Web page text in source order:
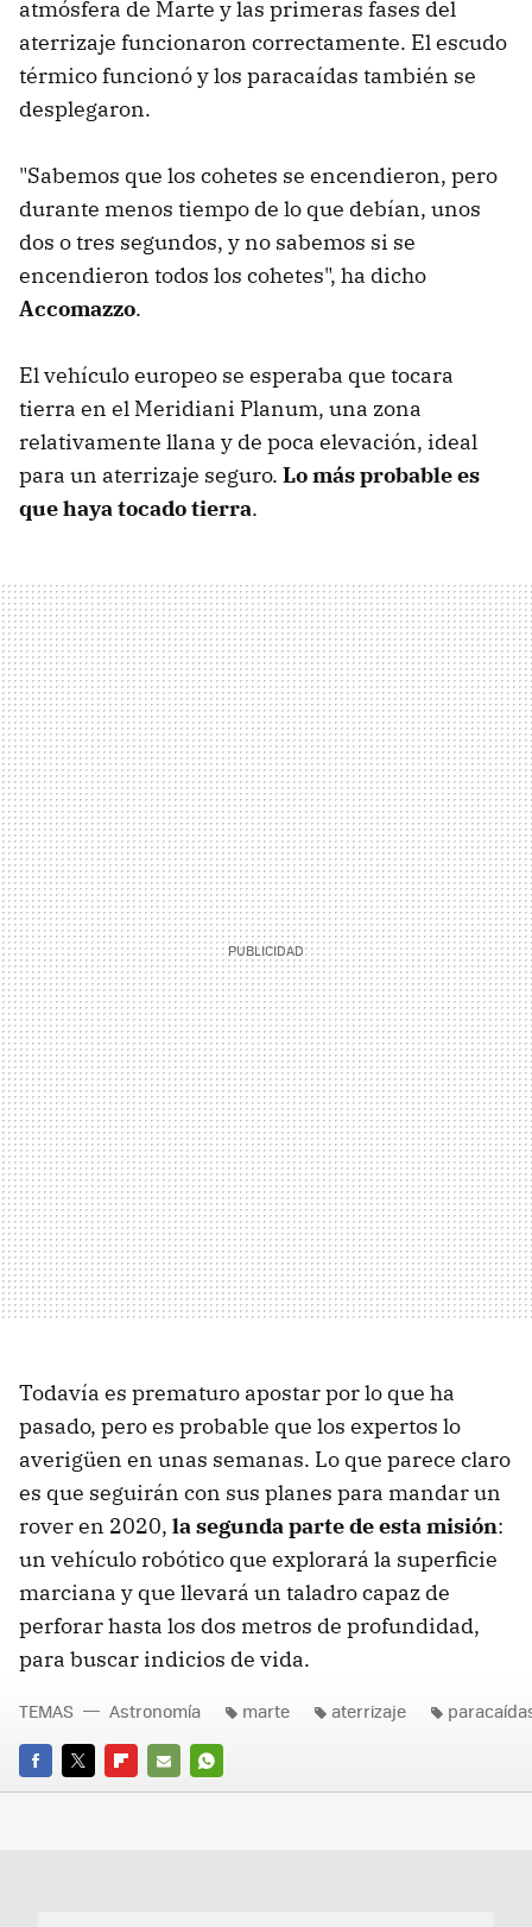
atmósfera de Marte y las primeras fases del
aterrizaje funcionaron correctamente. El escudo
térmico funcionó y los paracaídas también se
desplegaron.
"Sabemos que los cohetes se encendieron, pero
durante menos tiempo de lo que debían, unos
dos o tres segundos, y no sabemos si se
encendieron todos los cohetes", ha dicho
Accomazzo.
El vehículo europeo se esperaba que tocara
tierra en el Meridiani Planum, una zona
relativamente llana y de poca elevación, ideal
para un aterrizaje seguro. Lo más probable es
que haya tocado tierra.
Todavía es prematuro apostar por lo que ha
pasado, pero es probable que los expertos lo
averigüen en unas semanas. Lo que parece claro
es que seguirán con sus planes para mandar un
rover en 2020, la segunda parte de esta misión:
un vehículo robótico que explorará la superficie
marciana y que llevará un taladro capaz de
perforar hasta los dos metros de profundidad,
para buscar indicios de vida.
FACEBOOK
TWITTERFLIPBOARD
E-
WHATSAPP
TEMAS Astronomía marte aterrizaje